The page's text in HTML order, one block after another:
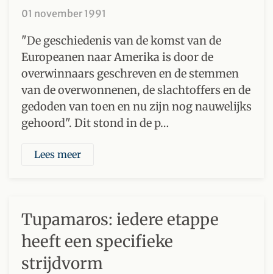
01 november 1991
"De geschiedenis van de komst van de
Europeanen naar Amerika is door de
overwinnaars geschreven en de stemmen
van de overwonnenen, de slachtoffers en de
gedoden van toen en nu zijn nog nauwelijks
gehoord". Dit stond in de p…
Lees meer
Tupamaros: iedere etappe
heeft een specifieke
strijdvorm